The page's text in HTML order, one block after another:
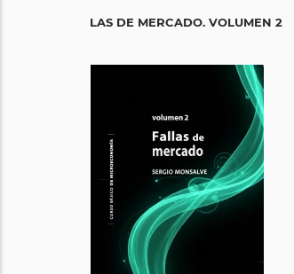
FALLAS DE MERCADO. VOLUMEN 2